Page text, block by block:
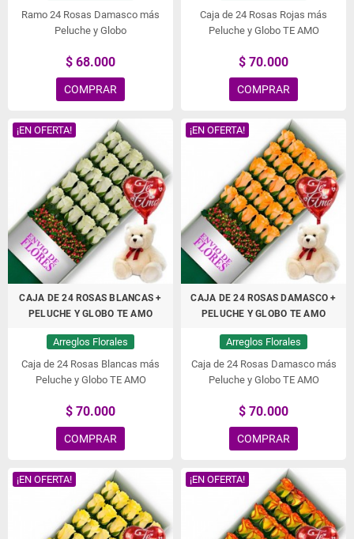
Ramo 24 Rosas Damasco más
Peluche y Globo
$ 68.000
COMPRAR
Caja de 24 Rosas Rojas más
Peluche y Globo TE AMO
$ 70.000
COMPRAR
¡EN OFERTA!
CAJA DE 24 ROSAS BLANCAS +
PELUCHE Y GLOBO TE AMO
Arreglos Florales
Caja de 24 Rosas Blancas más
Peluche y Globo TE AMO
$ 70.000
COMPRAR
¡EN OFERTA!
CAJA DE 24 ROSAS DAMASCO +
PELUCHE Y GLOBO TE AMO
Arreglos Florales
Caja de 24 Rosas Damasco más
Peluche y Globo TE AMO
$ 70.000
COMPRAR
¡EN OFERTA! ¡EN OFERTA!